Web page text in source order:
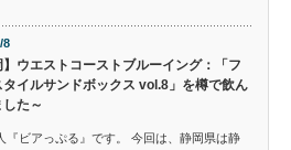
8
】ウエストコーストブルーイング：「フ
タイルサンドボックス vol.8」を樽で飲ん
た～
『ビアっぷる』です。 今回は、静岡県は静